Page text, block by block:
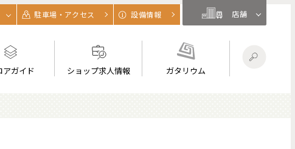
アガイド ショップ求人情報 ガタリウム
駐車場・アクセス 設備情報 店舗